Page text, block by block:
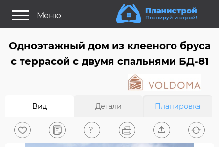
Меню
Как выбрать планировку?
Найти архитектора
Одноэтажный дом из клееного бруса
c террасой с двумя спальнями БД-81
Вид Детали Планировка